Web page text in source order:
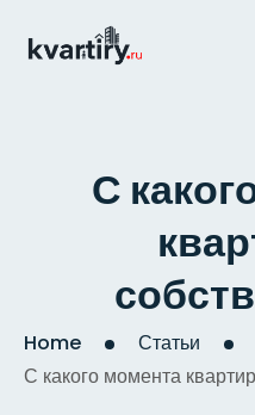
С
Home
Статьи
С какого момента